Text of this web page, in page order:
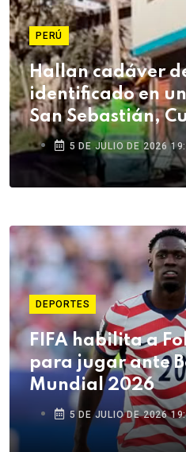
PERÚ
Hallan cadáver
identificado en
San Sebastián,
5 DE JULIO DE 2026
DEPORTES
FIFA habilita a
para jugar ante
Mundial 2026
5 DE JULIO DE 2026